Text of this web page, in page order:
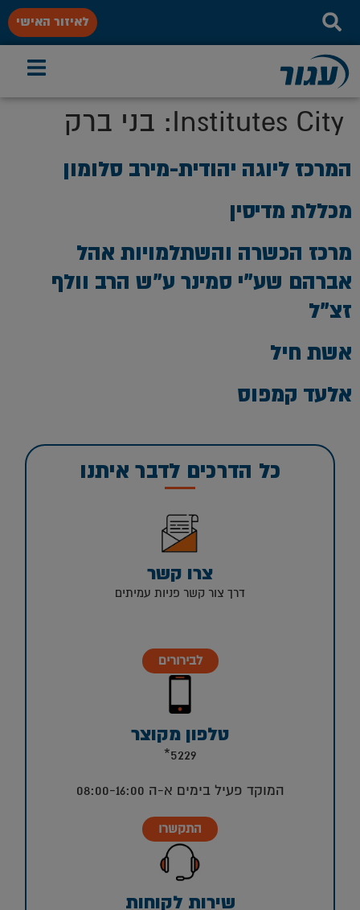
לאיזור האישי
Institutes City: בני ברק
המרכז ליוגה יהודית-מירב סלומון
מכללת מדיסין
מרכז הכשרה והשתלמויות אהל
אברהם שע”י סמינר ע”ש הרב וולף
זצ”ל
אשת חיל
אלעד קמפוס
כל הדרכים לדבר איתנו
צרו קשר
דרך צור קשר פניות עמיתים
לבירורים
טלפון מקוצר
5229*
המוקד פעיל בימים א-ה 08:00-16:00
התקשרו
שירות לקוחות